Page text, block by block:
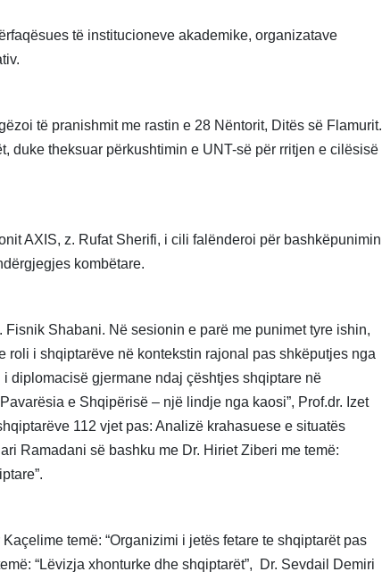
të institucioneve akademike, organizatave
të pranishmit me rastin e 28 Nëntorit, Ditës së Flamurit.
duke theksuar përkushtimin e UNT-së për rritjen e cilësisë
AXIS, z. Rufat Sherifi, i cili falënderoi për bashkëpunimin
kombëtare.
Shabani. Në sesionin e parë me punimet tyre ishin,
roli i shqiptarëve në kontekstin rajonal pas shkëputjes nga
i diplomacisë gjermane ndaj çështjes shqiptare në
e Shqipërisë – një lindje nga kaosi”, Prof.dr. Izet
112 vjet pas: Analizë krahasuese e situatës
Ramadani së bashku me Dr. Hiriet Ziberi me temë:
temë: “Organizimi i jetës fetare te shqiptarët pas
“Lëvizja xhonturke dhe shqiptarët”, Dr. Sevdail Demiri